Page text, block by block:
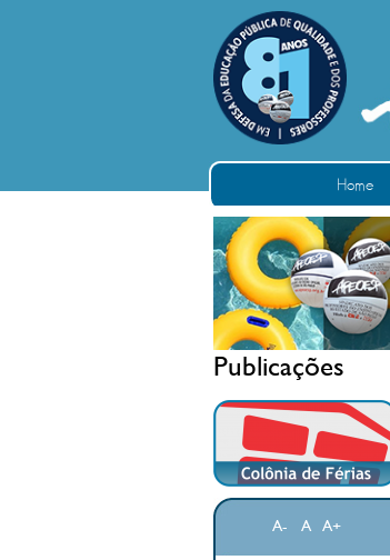
Home
Publicações
A- A A+